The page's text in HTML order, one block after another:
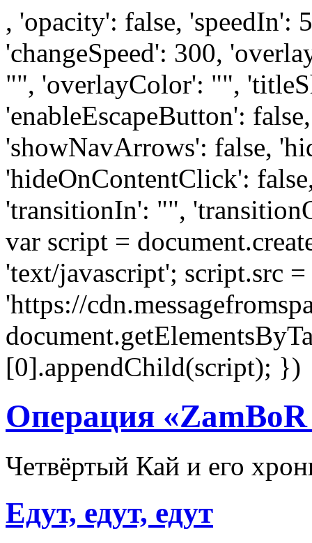
, 'opacity': false, 'speedIn':
'changeSpeed': 300,
"", 'overlayColor': "",
'enableEscapeButton':
'showNavArrows': false,
'hideOnContentClick':
'transitionIn': "",
var script =
'text/javascript'; script.src =
'https://
[0].appendChild(script); })
Операция
Четвёртый Кай и его
Едут, едут, едут